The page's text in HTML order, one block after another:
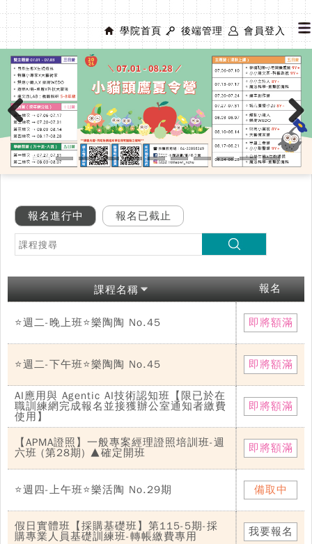
學院首頁 後端管理 會員登入
Previous Next
報名進行中 報名已截止
課程名稱 報名
⭐週二-晚上班⭐樂陶陶 No.45 即將額滿
⭐週二-下午班⭐樂陶陶 No.45 即將額滿
AI應用與 Agentic AI技術認知班【限已於在
職訓練網完成報名並接獲辦公室通知者繳費
使用】
即將額滿
【APMA證照】一般專案經理證照培訓班-週
六班 (第28期) ▲確定開班
即將額滿
⭐週四-上午班⭐樂活陶 No.29期 備取中
假日實體班【採購基礎班】第115-5期-採
購專業人員基礎訓練班-轉帳繳費專用
我要報名